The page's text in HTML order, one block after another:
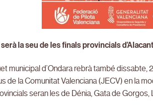
la seu de les finals provincials d’Alacant
municipal d’Ondara rebrà també dissabte,
de la Comunitat Valenciana (JECV) en la
seran les de Dénia, Gata de